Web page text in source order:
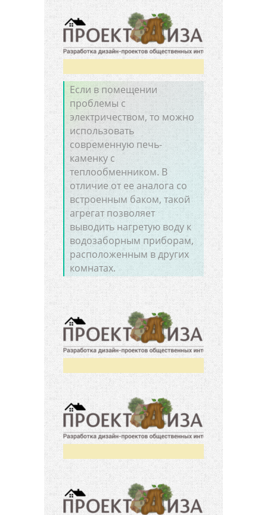
Если в помещении
проблемы с
электричеством, то можно
использовать
современную печь-
каменку с
теплообменником. В
отличие от ее аналога со
встроенным баком, такой
агрегат позволяет
выводить нагретую воду к
водозаборным приборам,
расположенным в других
комнатах.